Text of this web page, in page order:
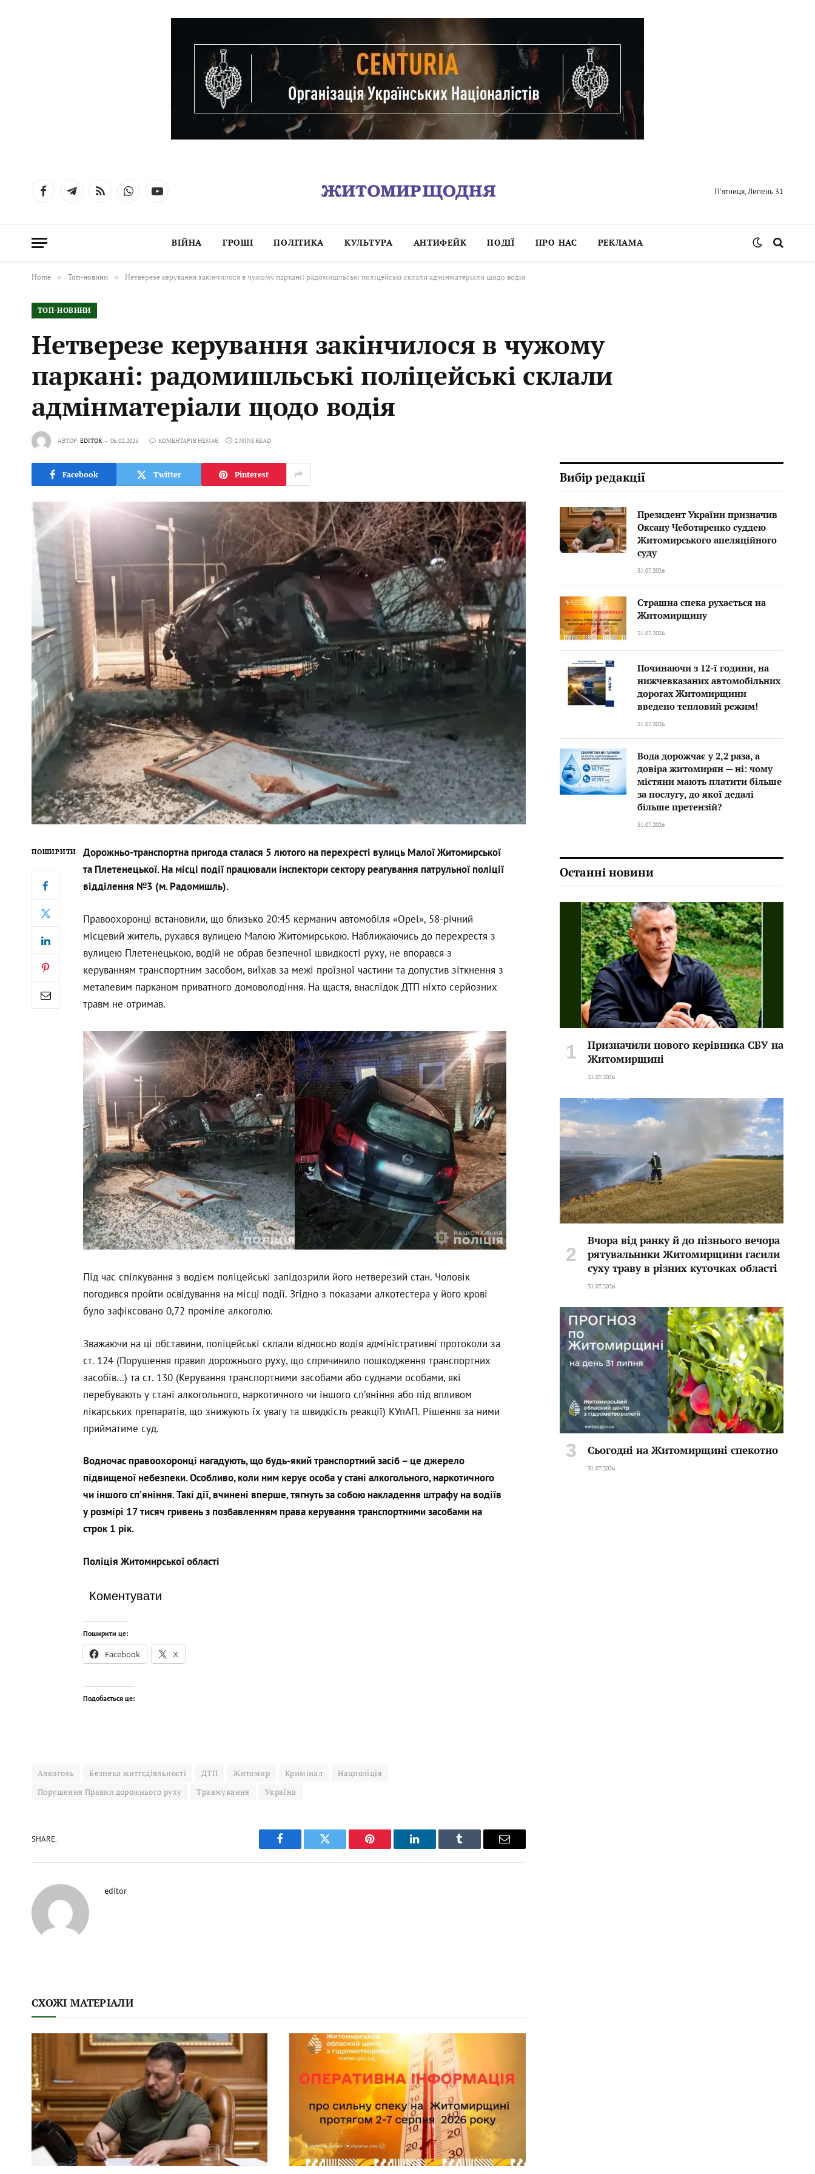
FacebookTelegramRSS WhatsAppYouTube П’ятниця, Липень 31
ВІЙНА ГРОШІ ПОЛІТИКА КУЛЬТУРА АНТИФЕЙК ПОДІЇ ПРО НАС РЕКЛАМА
Home » Топ-новини » Нетверезе керування закінчилося в чужому паркані: радомишльські поліцейські склали адмінматеріали щодо водія
ТОП-НОВИНИ
Нетверезе керування закінчилося в чужому
паркані: радомишльські поліцейські склали
адмінматеріали щодо водія
АВТОР:EDITOR 06.02.2025 КОМЕНТАРІВ НЕМАЄ 2 MINS READ
Facebook Twitter Pinterest
ПОШИРИТИ
Дорожньо-транспортна пригода сталася 5 лютого на перехресті вулиць Малої Житомирської
та Плетенецької. На місці події працювали інспектори сектору реагування патрульної поліції
відділення №3 (м. Радомишль).
Правоохоронці встановили, що близько 20:45 керманич автомобіля «Opel», 58-річний
місцевий житель, рухався вулицею Малою Житомирською. Наближаючись до перехрестя з
вулицею Плетенецькою, водій не обрав безпечної швидкості руху, не впорався з
керуванням транспортним засобом, виїхав за межі проїзної частини та допустив зіткнення з
металевим парканом приватного домоволодіння. На щастя, внаслідок ДТП ніхто серйозних
травм не отримав.
Під час спілкування з водієм поліцейські запідозрили його нетверезий стан. Чоловік
погодився пройти освідування на місці події. Згідно з показами алкотестера у його крові
було зафіксовано 0,72 проміле алкоголю.
Зважаючи на ці обставини, поліцейські склали відносно водія адміністративні протоколи за
ст. 124 (Порушення правил дорожнього руху, що спричинило пошкодження транспортних
засобів…) та ст. 130 (Керування транспортними засобами або суднами особами, які
перебувають у стані алкогольного, наркотичного чи іншого сп’яніння або під впливом
лікарських препаратів, що знижують їх увагу та швидкість реакції) КУпАП. Рішення за ними
прийматиме суд.
Водночас правоохоронці нагадують, що будь-який транспортний засіб – це джерело
підвищеної небезпеки. Особливо, коли ним керує особа у стані алкогольного, наркотичного
чи іншого сп’яніння. Такі дії, вчинені вперше, тягнуть за собою накладення штрафу на водіїв
у розмірі 17 тисяч гривень з позбавленням права керування транспортними засобами на
строк 1 рік.
Поліція Житомирської області
Коментувати
Поширити це:
Facebook X
Подобається це:
Алкоголь Безпека життєдіяльності ДТП Житомир Кримінал
Нацполіція
Порушення Правил дорожнього руху
Травмування Україна
SHARE.
Facebook Twitter Pinterest LinkedIn Tumblr Email
editor
СХОЖІ МАТЕРІАЛИ
Вибір редакції
Президент України призначив
Оксану Чеботаренко суддею
Житомирського апеляційного
суду
31.07.2026
Страшна спека рухається на
Житомирщину
31.07.2026
Починаючи з 12-ї години, на
нижчевказаних автомобільних
дорогах Житомирщини
введено тепловий режим!
31.07.2026
Вода дорожчає у 2,2 раза, а
довіра житомирян — ні: чому
містяни мають платити більше
за послугу, до якої дедалі
більше претензій?
31.07.2026
Останні новини
Призначили нового керівника СБУ на
Житомирщині
31.07.2026
Вчора від ранку й до пізнього вечора
рятувальники Житомирщини гасили
суху траву в різних куточках області
31.07.2026
Сьогодні на Житомирщині спекотно
31.07.2026